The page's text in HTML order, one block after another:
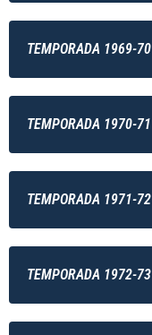
TEMPORADA 1969-70
TEMPORADA 1970-71
TEMPORADA 1971-72
TEMPORADA 1972-73